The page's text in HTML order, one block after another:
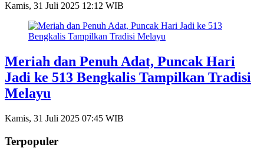
Kamis, 31 Juli 2025 12:12 WIB
Meriah dan Penuh Adat, Puncak Hari
Jadi ke 513 Bengkalis Tampilkan Tradisi
Melayu
Kamis, 31 Juli 2025 07:45 WIB
Terpopuler